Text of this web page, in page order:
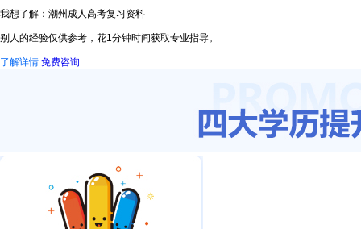
我想了解：潮州成人高考复习资料
别人的经验仅供参考，花1分钟时间获取专业指导。
了解详情 免费咨询